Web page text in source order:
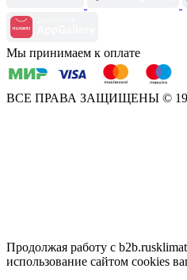
Мы принимаем к оплате
ВСЕ ПРАВА ЗАЩИЩЕНЫ ©
Продолжая работу с
использование сайтом cookies